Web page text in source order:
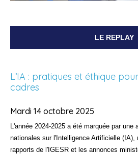
LE REPLAY
L’IA : pratiques et éthique
cadres
Mardi 14 octobre 2025
L'année 2024-2025 a été marquée par une
nationales sur l'Intelligence Artificielle (IA),
rapports de l'IGESR et les annonces